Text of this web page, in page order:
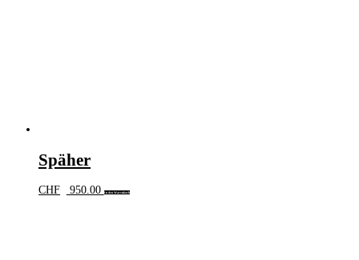
Späher
CHF 950.00 In den Warenkorb